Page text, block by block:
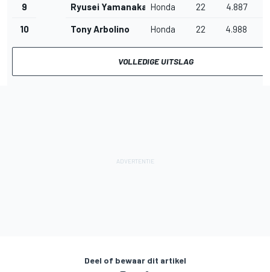
9 Ryusei Yamanaka Honda 22 4.887
10 Tony Arbolino Honda 22 4.988
VOLLEDIGE UITSLAG
Deel of bewaar dit artikel